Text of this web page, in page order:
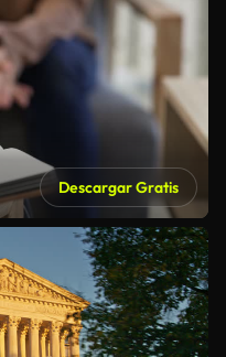
Descargar Gratis